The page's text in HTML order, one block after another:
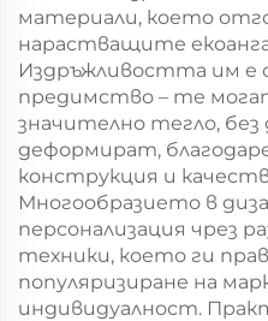
материали, което
нарастващите
Издръжливостта им е
предимство – те
значително тегло, без
деформират,
конструкция и
Многообразието в
персонализация чрез
техники, което ги
популяризиране на
индивидуалност.